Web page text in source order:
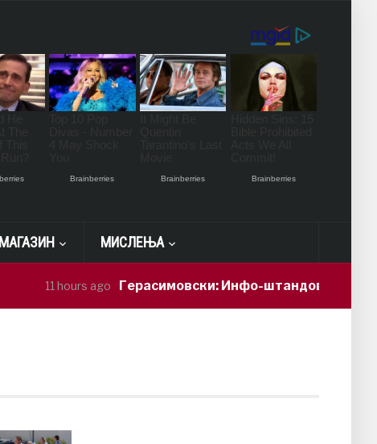
МАГАЗИН МИСЛЕЊА
11 hours ago Герасимовски: Инфо-штандови и